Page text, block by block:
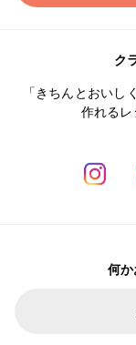
ク
「きちんとおいし
作れるレ
何